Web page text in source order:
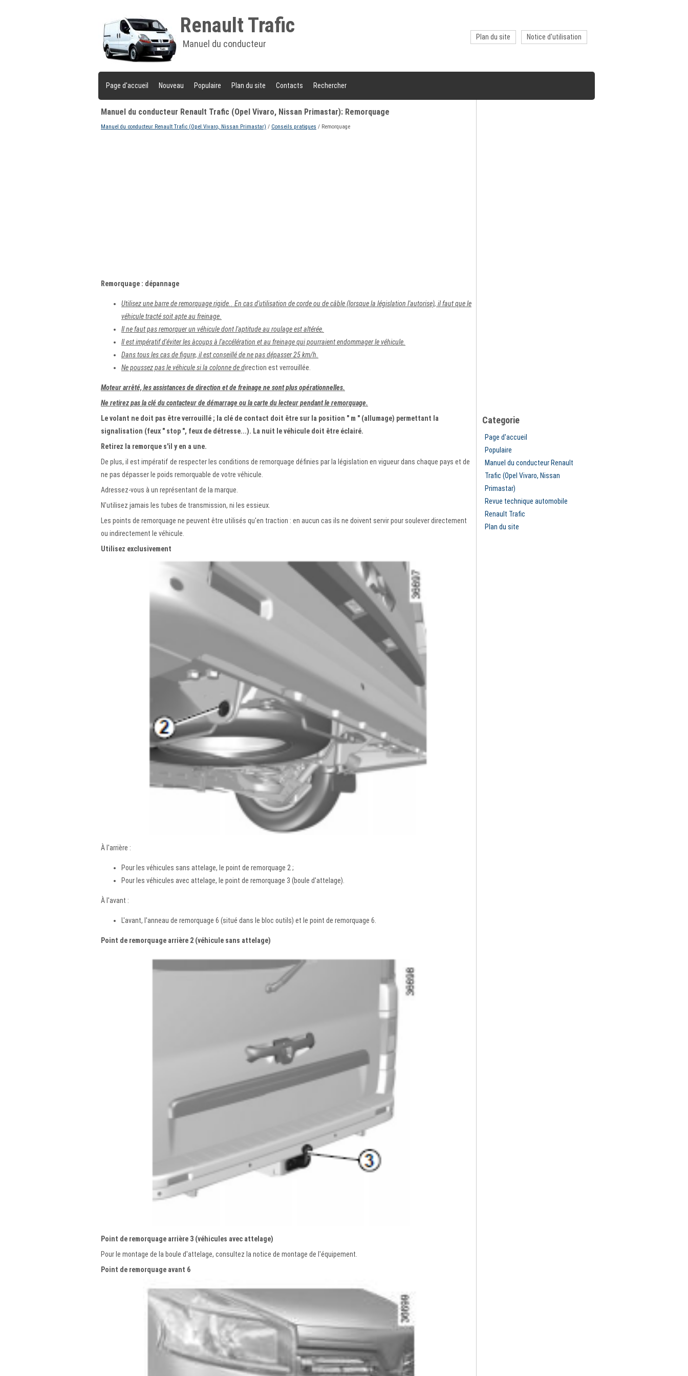
Renault Trafic
Manuel du conducteur
Notice d'utilisation
Plan du site
Page d'accueil Nouveau Populaire Plan du site Contacts Rechercher
Manuel du conducteur Renault Trafic (Opel Vivaro, Nissan Primastar): Remorquage
Manuel du conducteur Renault Trafic (Opel Vivaro, Nissan Primastar) / Conseils pratiques / Remorquage
Remorquage : dépannage
Utilisez une barre de remorquage rigide.. En cas d'utilisation de corde ou de câble (lorsque la législation l'autorise), il faut que le
véhicule tracté soit apte au freinage.
Il ne faut pas remorquer un véhicule dont l'aptitude au roulage est altérée.
Il est impératif d'éviter les àcoups à l'accélération et au freinage qui pourraient endommager le véhicule.
Dans tous les cas de figure, il est conseillé de ne pas dépasser 25 km/h.
Ne poussez pas le véhicule si la colonne de direction est verrouillée.
Moteur arrêté, les assistances de direction et de freinage ne sont plus opérationnelles.
Ne retirez pas la clé du contacteur de démarrage ou la carte du lecteur pendant le remorquage.
Le volant ne doit pas être verrouillé ; la clé de contact doit être sur la position " m " (allumage) permettant la
signalisation (feux " stop ", feux de détresse...). La nuit le véhicule doit être éclairé.
Retirez la remorque s'il y en a une.
De plus, il est impératif de respecter les conditions de remorquage définies par la législation en vigueur dans chaque pays et de
ne pas dépasser le poids remorquable de votre véhicule.
Adressez-vous à un représentant de la marque.
N'utilisez jamais les tubes de transmission, ni les essieux.
Les points de remorquage ne peuvent être utilisés qu'en traction : en aucun cas ils ne doivent servir pour soulever directement
ou indirectement le véhicule.
Utilisez exclusivement
À l'arrière :
Pour les véhicules sans attelage, le point de remorquage 2 ;
Pour les véhicules avec attelage, le point de remorquage 3 (boule d'attelage).
À l'avant :
L'avant, l'anneau de remorquage 6 (situé dans le bloc outils) et le point de remorquage 6.
Point de remorquage arrière 2 (véhicule sans attelage)
Point de remorquage arrière 3 (véhicules avec attelage)
Pour le montage de la boule d'attelage, consultez la notice de montage de l'équipement.
Point de remorquage avant 6
Categorie
Page d'accueil
Populaire
Manuel du conducteur Renault
Trafic (Opel Vivaro, Nissan
Primastar)
Revue technique automobile
Renault Trafic
Plan du site